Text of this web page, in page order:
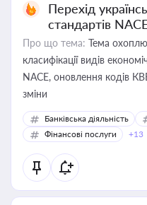
Перехід
стандартів
Про що тема: Тема
класифікації видів
NACE, оновлення кодів
зміни
Банківська діяльність
Фінансові послуги
+13